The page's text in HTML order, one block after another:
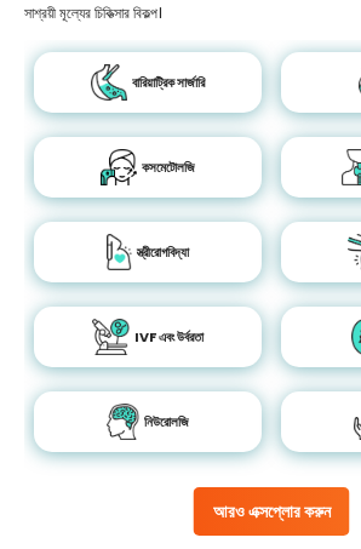
আরও এক্সপ্লোর করুন
সাশ্রয়ী মূল্যের চিকিত্সার বিকল্প।
বারিয়াট্রিক সার্জারি
কসমেটোলজি
স্ত্রীরোগবিদ্যা
IVF এবং উর্বরতা
নিউরোলজি